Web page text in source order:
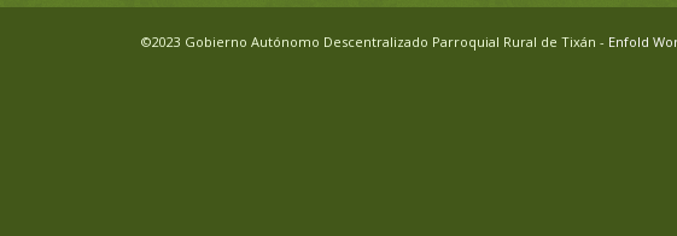
©2023 Gobierno Autónomo Descentralizado Parroquial Rural de Tixán - Enfold